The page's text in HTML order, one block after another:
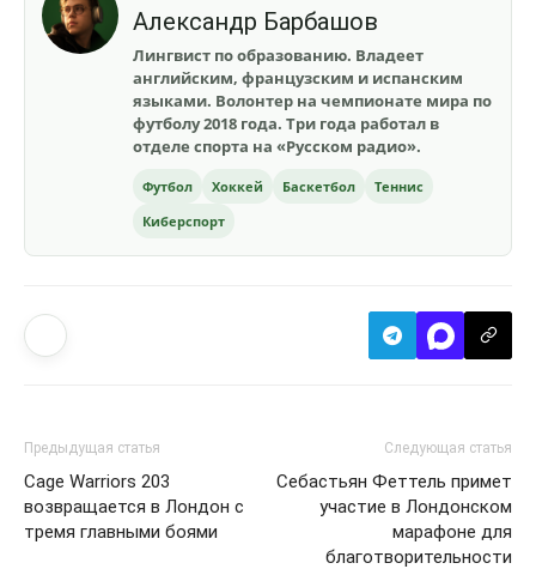
Александр Барбашов
Лингвист по образованию. Владеет
английским, французским и испанским
языками. Волонтер на чемпионате мира по
футболу 2018 года. Три года работал в
отделе спорта на «Русском радио».
Футбол Хоккей Баскетбол
Теннис
Киберспорт
Предыдущая статья
Cage Warriors 203
возвращается в Лондон с
тремя главными боями
Следующая статья
Себастьян Феттель примет
участие в Лондонском
марафоне для
благотворительности